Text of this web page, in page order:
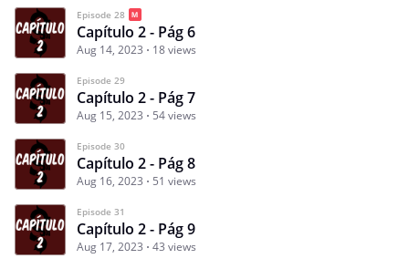
Episode 28
Capítulo 2 - Pág 6
Aug 14, 2023 18 views
Episode 29
Capítulo 2 - Pág 7
Aug 15, 2023 54 views
Episode 30
Capítulo 2 - Pág 8
Aug 16, 2023 51 views
Episode 31
Capítulo 2 - Pág 9
Aug 17, 2023 43 views